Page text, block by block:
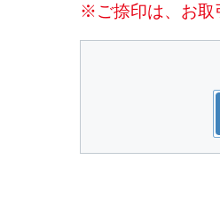
※ご捺印は、お取